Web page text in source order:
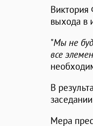
Виктория
выхода в
"Мы не
все
В
Мера